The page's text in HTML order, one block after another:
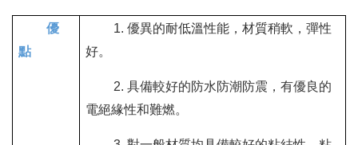
優
點
1.優異的耐低溫性能，材質稍軟，彈性
好。
2.具備較好的防水防潮防震，有優良的
電絕緣性和難燃。